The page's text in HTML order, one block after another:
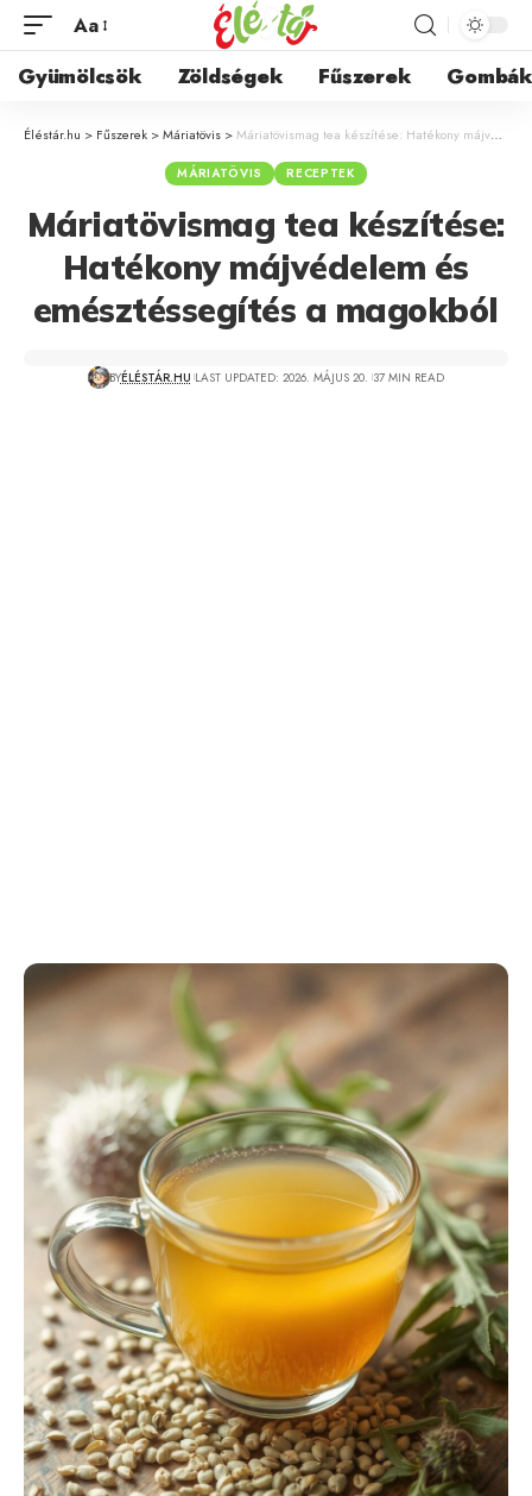
Aa
Gyümölcsök Zöldségek Fűszerek Gombák
Éléstár.hu > Fűszerek >Máriatövis >Máriatövismag tea készítése: Hatékony májvédelem és emésztéssegítés a magokból
MÁRIATÖVIS RECEPTEK
Máriatövismag tea készítése:
Hatékony májvédelem és
emésztéssegítés a magokból
BYÉLÉSTÁR.HU LAST UPDATED: 2026. MÁJUS 20. 37 MIN READ